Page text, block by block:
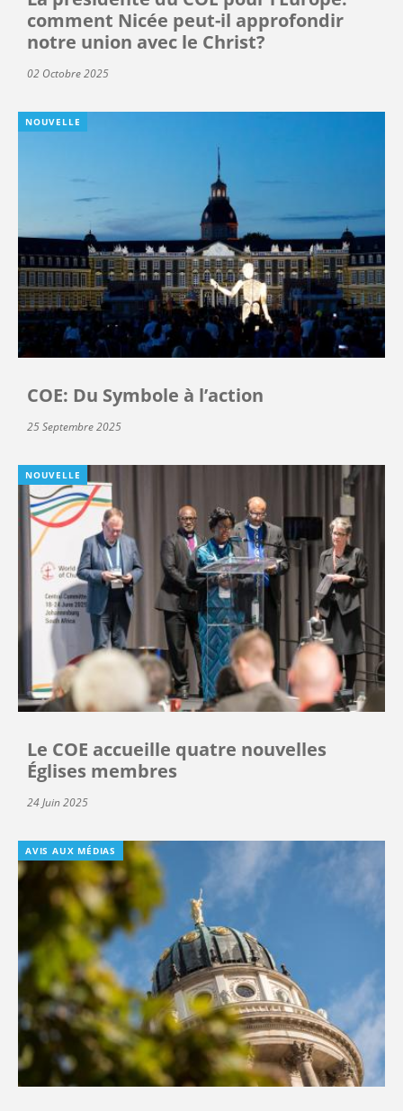
comment Nicée peut-il approfondir
notre union avec le Christ?
02 Octobre 2025
NOUVELLE
COE: Du Symbole à l’action
25 Septembre 2025
NOUVELLE
Le COE accueille quatre nouvelles
Églises membres
24 Juin 2025
AVIS AUX MÉDIAS